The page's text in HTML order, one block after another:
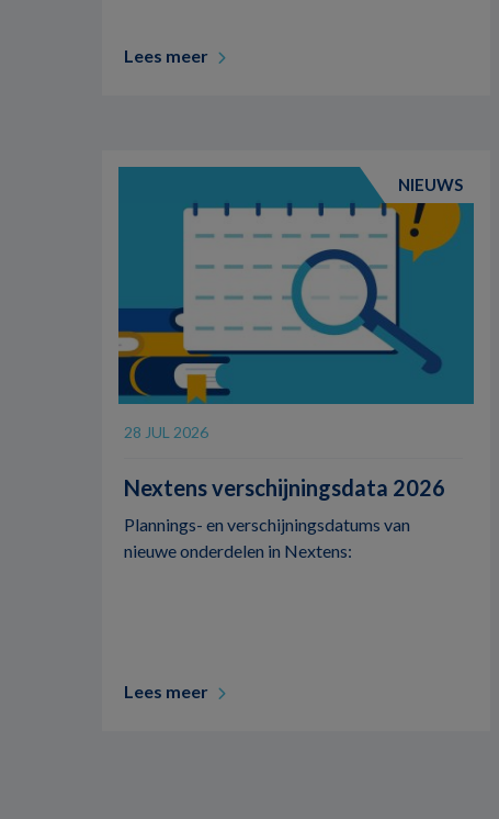
Lees meer
NIEUWS
28 JUL 2026
Nextens verschijningsdata 2026
Plannings- en verschijningsdatums van
nieuwe onderdelen in Nextens:
Lees meer